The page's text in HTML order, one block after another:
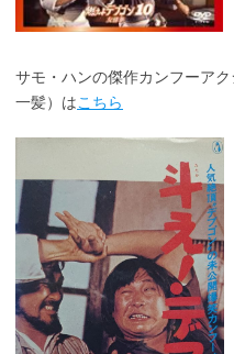
サモ・ハンの傑作カンフーア
一髪）はこちら